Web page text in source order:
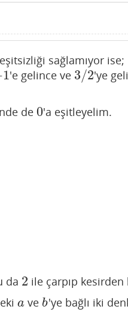
sağlamıyor ise;
1'e gelince ve 3/2
3/2 'ye
de 0
0'a eşitleyelim.
da 2
2 ile çarpıp kesirden
a
a ve b
b'ye bağlı iki